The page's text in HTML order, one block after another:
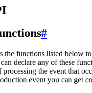
#
the functions listed below
declare any of these
processing the event that
event you can get